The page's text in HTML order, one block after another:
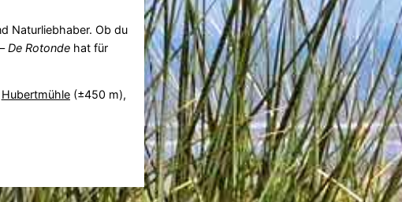
Naturliebhaber. Ob du
De Rotondehat für
Hubertmühle(±450 m),